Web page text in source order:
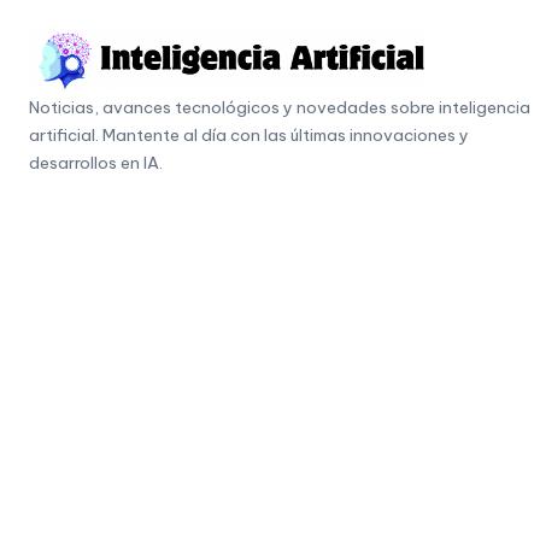
content
I
n
t
Noticias, avances tecnológicos y novedades sobre inteligencia
artificial. Mantente al día con las últimas innovaciones y
desarrollos en IA.